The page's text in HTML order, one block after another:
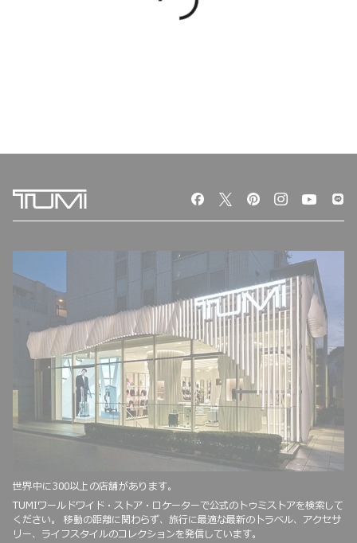
世界中に300以上の店舗があります。
TUMIワールドワイド・ストア・ロケーターで公式のトゥミストアを検索して
ください。 移動の距離に関わらず、旅行に最適な最新のトラベル、アクセサ
リー、ライフスタイルのコレクションを発信しています。